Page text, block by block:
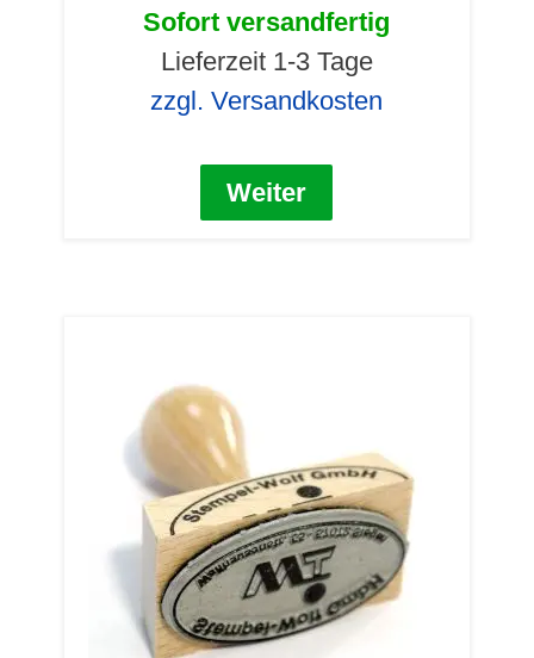
Sofort versandfertig
Lieferzeit 1-3 Tage
zzgl. Versandkosten
Weiter